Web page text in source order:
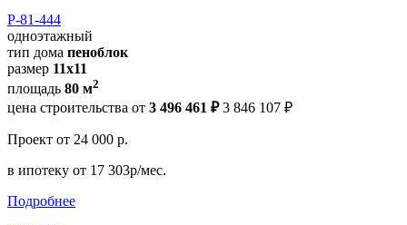
Р-81-444
одноэтажный
тип дома пеноблок
размер 11х11
площадь 80 м2
цена строительства от 3 496 461 ₽ 3 846 107 ₽
Проект от 24 000 р.
в ипотеку от 17 303р/мес.
Подробнее